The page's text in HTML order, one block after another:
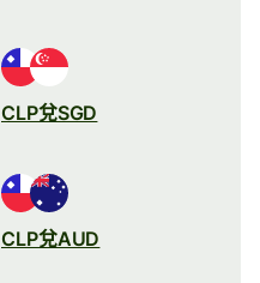
CLP兌SGD
CLP兌AUD